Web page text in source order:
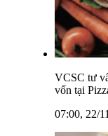
VCSC tư
vốn tại
07:00, 22/